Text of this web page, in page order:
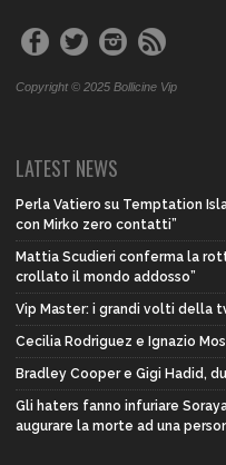
Copyright © 2025 Bollicine Vip
LATEST NEWS
Perla Vatiero su Temptation
con Mirko zero contatti”
Mattia Scudieri conferma la
crollato il mondo addosso”
Vip Master: i grandi volti della
Cecilia Rodriguez e Ignazio
Bradley Cooper e Gigi Hadid,
Gli haters fanno infuriare
augurare la morte ad una